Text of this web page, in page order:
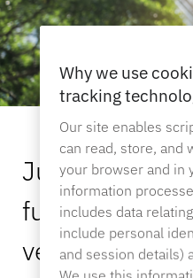
Proteção de ativos
Controle de acesso
Ponto de venda
Loja Conectada
Faça você mesmo e
Hipermercado e
Operadoras de
EcossistemaOneKEY
BloqueiosLIVE
MagStand
Zips
Segurança do
Sustentabilidade
Carreiras na InVue
Parceiros de negócios
Guias de instruções
Juntos,
futuro mais
verde
Why we use
tracking
Our site enables
can read, store, and
your browser and in
information
includes data
include personal
and session details)